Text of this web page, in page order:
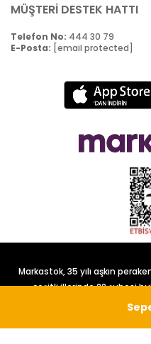
MÜŞTERİ DESTEK HATTI
Telefon No: 444 30 79
E-Posta: [email protected]
Markastok, 35 yılı aşkın
çeşitli illerinde 22 şubesi